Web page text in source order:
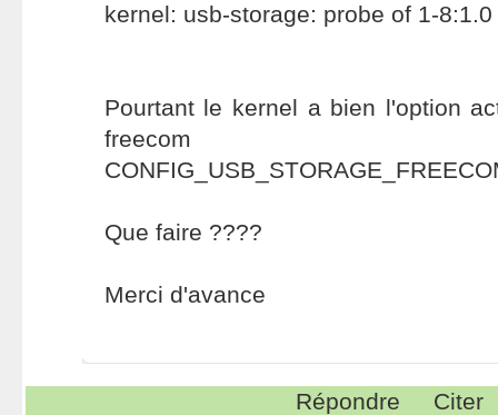
kernel: usb-storage: probe of 1-
Pourtant le kernel a bien l'option
freecom
Que faire ????
Merci d'avance
Répondre Citer